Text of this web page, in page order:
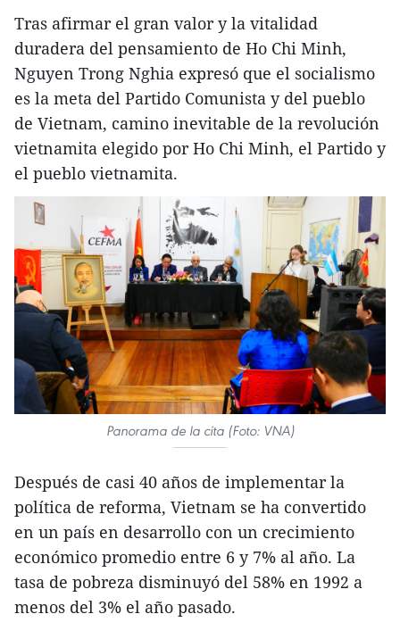
Tras afirmar el gran valor y la vitalidad
duradera del pensamiento de Ho Chi Minh,
Nguyen Trong Nghia expresó que el socialismo
es la meta del Partido Comunista y del pueblo
de Vietnam, camino inevitable de la revolución
vietnamita elegido por Ho Chi Minh, el Partido y
el pueblo vietnamita.
Panorama de la cita (Foto: VNA)
Después de casi 40 años de implementar la
política de reforma, Vietnam se ha convertido
en un país en desarrollo con un crecimiento
económico promedio entre 6 y 7% al año. La
tasa de pobreza disminuyó del 58% en 1992 a
menos del 3% el año pasado.